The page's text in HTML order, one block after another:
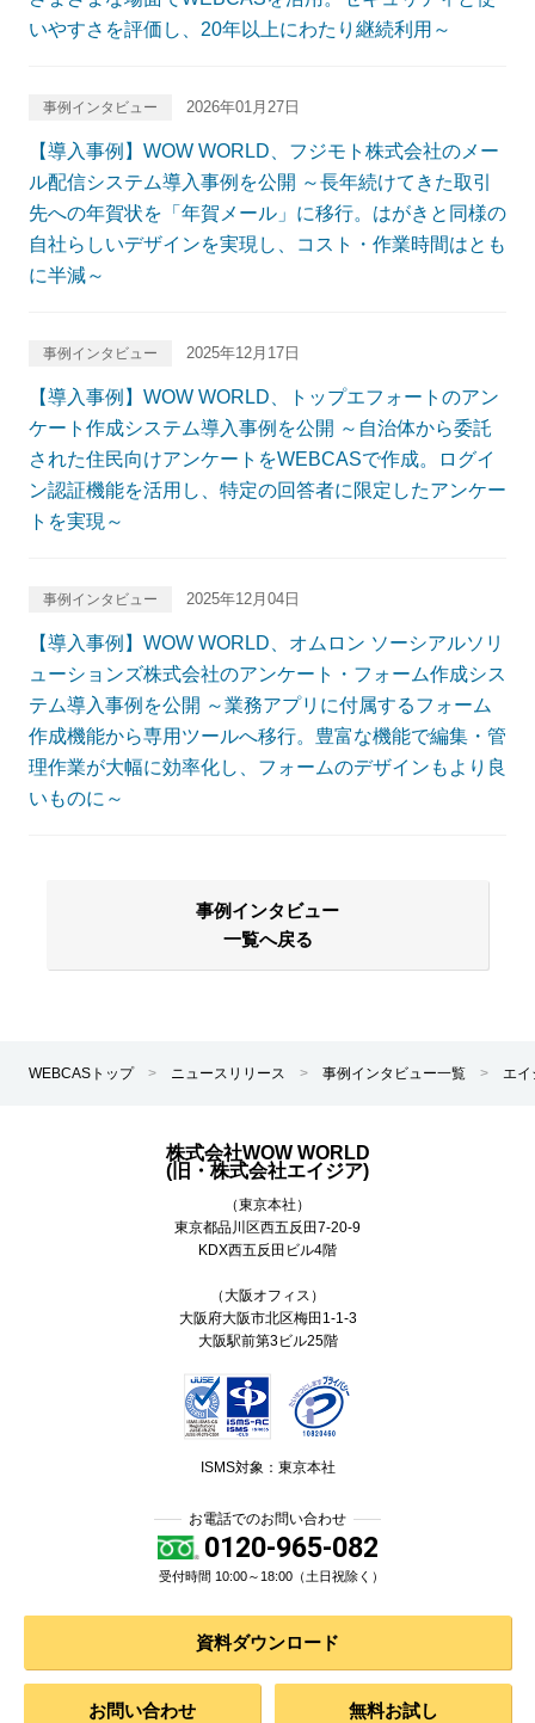
いやすさを評価し、20年以上にわたり継続利用～
事例インタビュー 2026年01月27日
【導入事例】WOW WORLD、フジモト株式会社のメー
ル配信システム導入事例を公開 ～長年続けてきた取引
先への年賀状を「年賀メール」に移行。はがきと同様の
自社らしいデザインを実現し、コスト・作業時間はとも
に半減～
事例インタビュー 2025年12月17日
【導入事例】WOW WORLD、トップエフォートのアン
ケート作成システム導入事例を公開 ～自治体から委託
された住民向けアンケートをWEBCASで作成。ログイ
ン認証機能を活用し、特定の回答者に限定したアンケー
トを実現～
事例インタビュー 2025年12月04日
【導入事例】WOW WORLD、オムロン ソーシアルソリ
ューションズ株式会社のアンケート・フォーム作成シス
テム導入事例を公開 ～業務アプリに付属するフォーム
作成機能から専用ツールへ移行。豊富な機能で編集・管
理作業が大幅に効率化し、フォームのデザインもより良
いものに～
事例インタビュー
一覧へ戻る
WEBCASトップ > ニュースリリース > 事例インタビュー一覧 > エイ
株式会社WOW WORLD
(旧・株式会社エイジア)
（東京本社）
東京都品川区西五反田7-20-9
KDX西五反田ビル4階
（大阪オフィス）
大阪府大阪市北区梅田1-1-3
大阪駅前第3ビル25階
ISMS対象：東京本社
お電話でのお問い合わせ
0120-965-082
受付時間 10:00～18:00（土日祝除く）
資料ダウンロード
お問い合わせ 無料お試し